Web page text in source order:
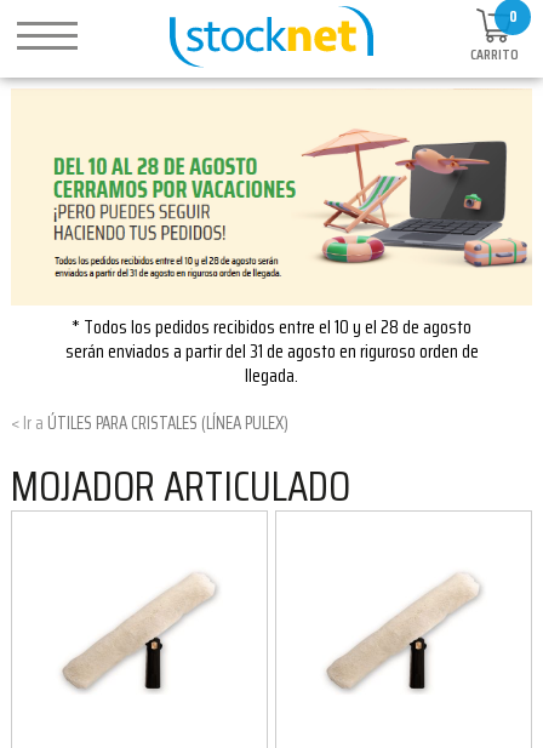
0
CARRITO
* Todos los pedidos recibidos entre el 10 y el 28 de agosto
serán enviados a partir del 31 de agosto en riguroso orden de
llegada.
ÚTILES PARA CRISTALES (LÍNEA PULEX)
MOJADOR ARTICULADO